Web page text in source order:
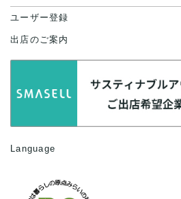
ユーザー登録
出店のご案内
Language